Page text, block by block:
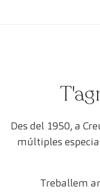
Des del 1950, a
múltiples
Treballem